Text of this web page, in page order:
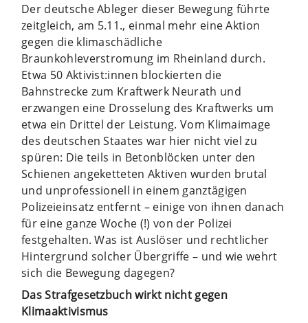
Der deutsche Ableger dieser Bewegung führte
zeitgleich, am 5.11., einmal mehr eine Aktion
gegen die klimaschädliche
Braunkohleverstromung im Rheinland durch.
Etwa 50 Aktivist:innen blockierten die
Bahnstrecke zum Kraftwerk Neurath und
erzwangen eine Drosselung des Kraftwerks um
etwa ein Drittel der Leistung. Vom Klimaimage
des deutschen Staates war hier nicht viel zu
spüren: Die teils in Betonblöcken unter den
Schienen angeketteten Aktiven wurden brutal
und unprofessionell in einem ganztägigen
Polizeieinsatz entfernt – einige von ihnen danach
für eine ganze Woche (!) von der Polizei
festgehalten. Was ist Auslöser und rechtlicher
Hintergrund solcher Übergriffe – und wie wehrt
sich die Bewegung dagegen?
Das Strafgesetzbuch wirkt nicht gegen
Klimaaktivismus